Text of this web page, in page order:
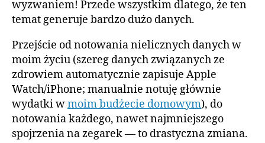
wyzwaniem! Przede wszystkim dlatego, że ten
temat generuje bardzo dużo danych.
Przejście od notowania nielicznych danych w
moim życiu (szereg danych związanych ze
zdrowiem automatycznie zapisuje Apple
Watch/iPhone; manualnie notuję głównie
wydatki wmoim budżecie domowym), do
notowania każdego, nawet najmniejszego
spojrzenia na zegarek — to drastyczna zmiana.